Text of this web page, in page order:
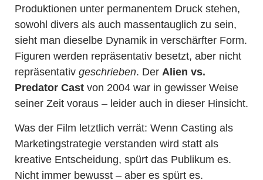
Produktionen unter permanentem Druck stehen,
sowohl divers als auch massentauglich zu sein,
sieht man dieselbe Dynamik in verschärfter Form.
Figuren werden repräsentativ besetzt, aber nicht
repräsentativ geschrieben. Der Alien vs.
Predator Cast von 2004 war in gewisser Weise
seiner Zeit voraus – leider auch in dieser Hinsicht.
Was der Film letztlich verrät: Wenn Casting als
Marketingstrategie verstanden wird statt als
kreative Entscheidung, spürt das Publikum es.
Nicht immer bewusst – aber es spürt es.